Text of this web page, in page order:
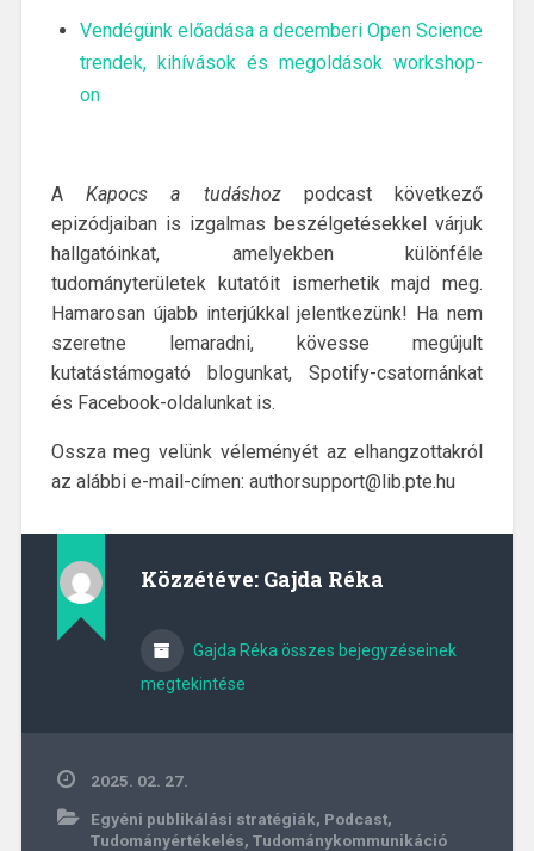
Vendégünk előadása a decemberi Open Science
trendek, kihívások és megoldások workshop-
on
A Kapocs a tudáshozpodcast következő
epizódjaiban is izgalmas beszélgetésekkel várjuk
hallgatóinkat, amelyekben különféle
tudományterületek kutatóit ismerhetik majd meg.
Hamarosan újabb interjúkkal jelentkezünk! Ha nem
szeretne lemaradni, kövesse megújult
kutatástámogató blogunkat, Spotify-csatornánkat
és Facebook-oldalunkat is.
Ossza meg velünk véleményét az elhangzottakról
az alábbi e-mail-címen: authorsupport@lib.pte.hu
Közzétéve: Gajda Réka
Gajda Réka összes bejegyzéseinek
megtekintése
2025. 02. 27.
Egyéni publikálási stratégiák, Podcast,
Tudományértékelés, Tudománykommunikáció